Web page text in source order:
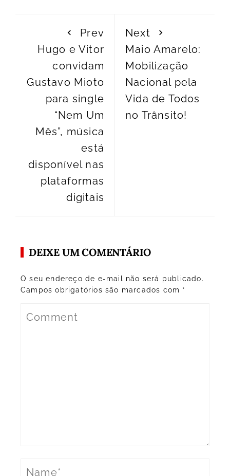
Prev
Hugo e Vitor
convidam
Gustavo Mioto
para single
“Nem Um
Mês”, música
está
disponível nas
plataformas
digitais
Next
Maio Amarelo:
Mobilização
Nacional pela
Vida de Todos
no Trânsito!
DEIXE UM COMENTÁRIO
O seu endereço de e-mail não será publicado.
Campos obrigatórios são marcados com *